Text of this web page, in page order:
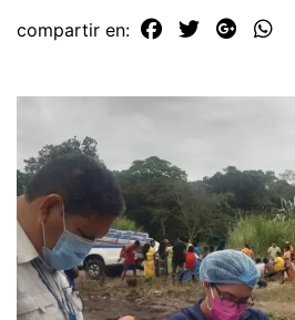
compartir en: